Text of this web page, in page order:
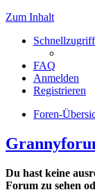
Zum Inhalt
Schnellzugriff
FAQ
Anmelden
Registrieren
Foren-
Du hast keine
Forum zu sehen